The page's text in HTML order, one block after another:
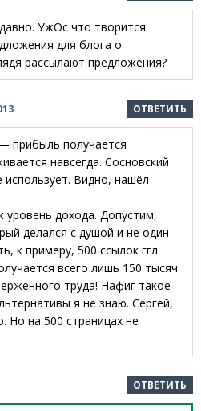
УжОс что творится.
для блога о
рассылают предложения?
ОТВЕТИТЬ
прибыль получается
навсегда. Сосновский
Видно, нашёл
уровень дохода. Допустим,
делался с душой и не один
к примеру, 500 ссылок ггл
всего лишь 150 тысяч
труда! Нафиг такое
я не знаю. Сергей,
Но на 500 страницах не
ОТВЕТИТЬ